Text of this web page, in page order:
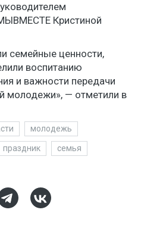
Кристиной
семейные ценности,
воспитанию
и важности передачи
молодежи», — отметили в
молодежь
праздник семья